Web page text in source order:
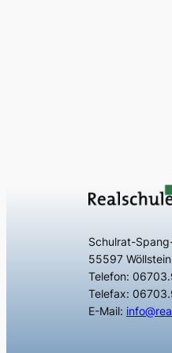
Schulrat-
55597 Wöllstein
Telefon:
Telefax:
E-Mail: